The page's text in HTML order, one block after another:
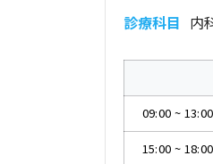
診療科目 内
09:00 ~ 13:00
15:00 ~ 18:00